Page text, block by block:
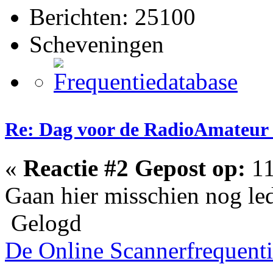
Berichten: 25100
Scheveningen
Re: Dag voor de RadioAmateur
« Reactie #2 Gepost op:
Gaan hier misschien nog
Gelogd
De Online